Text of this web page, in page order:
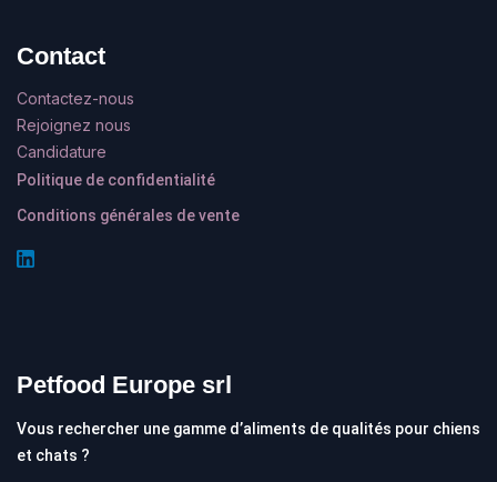
Contact
Contactez-nous
Rejoignez nous
Candidature
Politique de confidentialité
Conditions générales de vente
Petfood Europe srl
Vous rechercher une gamme d’aliments de qualités pour chiens
et chats ?